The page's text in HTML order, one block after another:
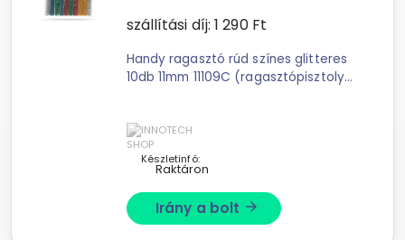
szállítási díj: 1 290Ft
Handy ragasztó rúd színes glitteres
10db 11mm 11109C (ragasztópisztoly
befogadómérettel rendelkező ...
Készletinfó:
Raktáron
Irány a bolt arrow_forward